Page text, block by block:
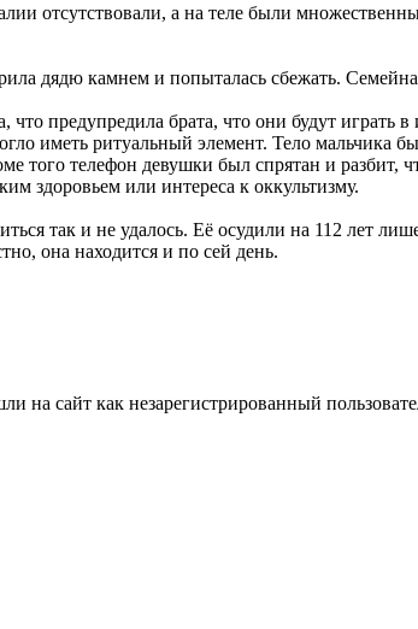
отсутствовали, а на теле были
дядю камнем и попыталась сбежать.
что предупредила брата, что они будут играть
иметь ритуальный элемент. Тело мальчика
того телефон девушки был спрятан и
здоровьем или интереса к оккультизму.
так и не удалось. Её осудили на 112 лет
она находится и по сей день.
на сайт как незарегистрированный